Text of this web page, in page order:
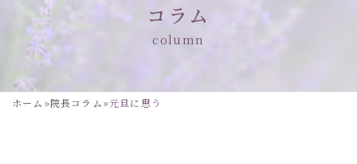
コラム
column
ホーム »院長コラム»元旦に思う